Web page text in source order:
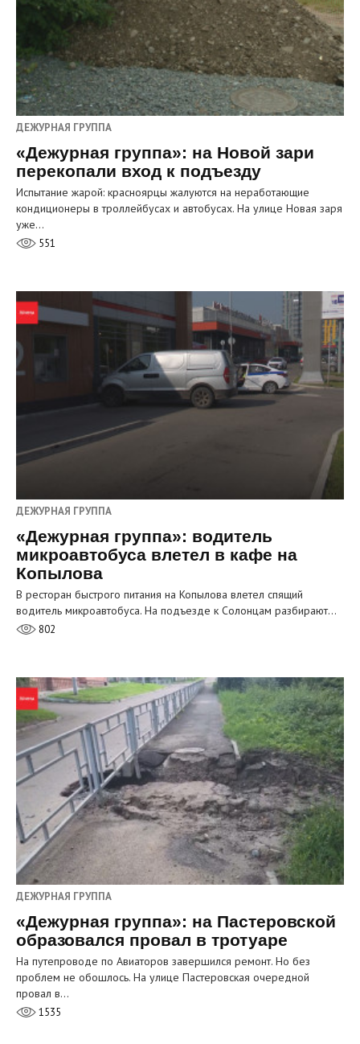
ДЕЖУРНАЯ ГРУППА
«Дежурная группа»: на Новой зари
перекопали вход к подъезду
Испытание жарой: красноярцы жалуются на неработающие
кондиционеры в троллейбусах и автобусах. На улице Новая заря
уже…
551
ДЕЖУРНАЯ ГРУППА
«Дежурная группа»: водитель
микроавтобуса влетел в кафе на
Копылова
В ресторан быстрого питания на Копылова влетел спящий
водитель микроавтобуса. На подъезде к Солонцам разбирают…
802
ДЕЖУРНАЯ ГРУППА
«Дежурная группа»: на Пастеровской
образовался провал в тротуаре
На путепроводе по Авиаторов завершился ремонт. Но без
проблем не обошлось. На улице Пастеровская очередной
провал в…
1535